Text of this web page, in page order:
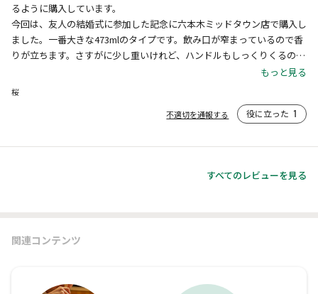
るように購入しています。
今回は、友人の結婚式に参加した記念に六本木ミッドタウン店で購入し
ました。一番大きな473mlのタイプです。飲み口が窄まっているので香
りが立ちます。さすがに少し重いけれど、ハンドルもしっくりくるので
痛くないし、または両手で包むようにして飲めば問題なし！具沢山のス
ープにも良さそうです。
これを使うたびに今日の出来事を思い出すので、将来的にも楽しみで
もっと見る
桜
不適切を通報する 役に立った 1
すべてのレビューを見る
関連コンテンツ